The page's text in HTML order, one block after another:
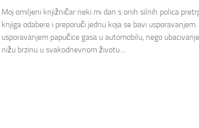
Moj omiljeni knjižničar neki mi dan s onih silnih polica
knjiga odabere i preporuči jednu koja se bavi usporavanjem.
usporavanjem papučice gasa u automobilu, nego
nižu brzinu u svakodnevnom životu....